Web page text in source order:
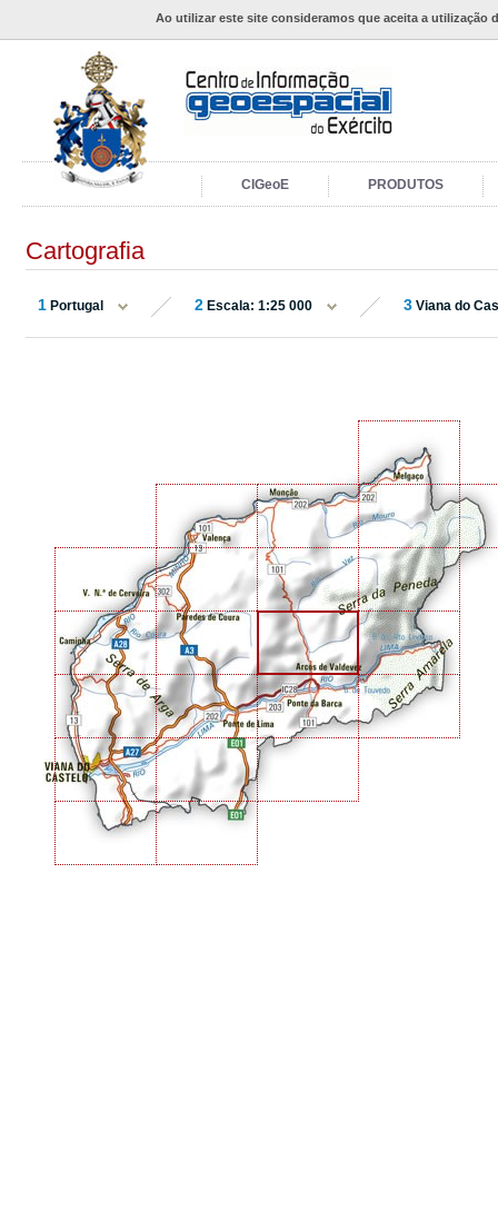
Ao utilizar este site consideramos que aceita a utilização
CIGeoE PRODUTOS
Cartografia
1 Portugal 2 Escala: 1:25 000 3 Viana do